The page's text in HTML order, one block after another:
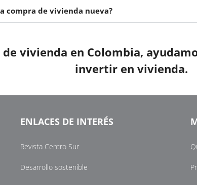
compra de vivienda nueva?
vivienda en Colombia,
invertir en vivienda.
ENLACES DE INTERÉS
Revista Centro Sur
Desarrollo sostenible